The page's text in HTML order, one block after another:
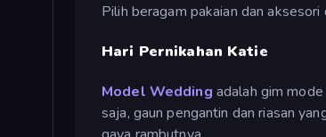
Pilih beragam pakaian dan
Hari Pernikahan Katie
Model Wedding adalah gim
saja, gaun pengantin dan riasan